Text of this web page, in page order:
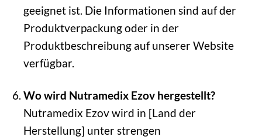
geeignet ist. Die Informationen sind auf der
Produktverpackung oder in der
Produktbeschreibung auf unserer Website
verfügbar.
Wo wird Nutramedix Ezov hergestellt?
Nutramedix Ezov wird in [Land der
Herstellung] unter strengen